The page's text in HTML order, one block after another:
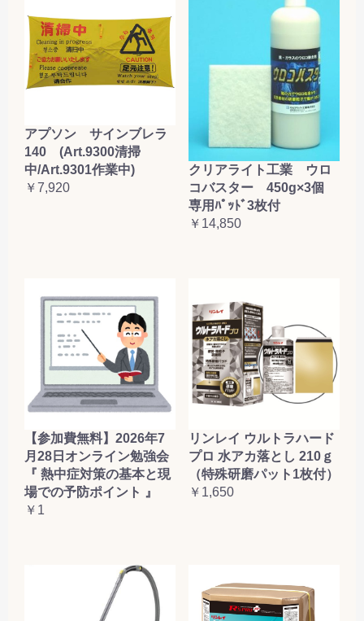
アプソン サインブレラ
140 (Art.9300清掃
中/Art.9301作業中)
￥7,920
クリアライト工業 ウロ
コバスター 450g×3個
専用ﾊﾟｯﾄﾞ3枚付
￥14,850
【参加費無料】2026年7
月28日オンライン勉強会
『 熱中症対策の基本と現
場での予防ポイント 』
￥1
リンレイ ウルトラハード
プロ 水アカ落とし 210ｇ
（特殊研磨パット1枚付）
￥1,650